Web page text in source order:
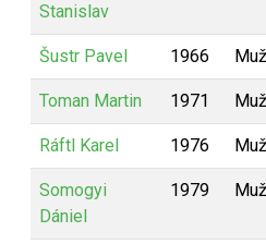
Stanislav
Šustr Pavel 1966
Toman Martin 1971
Ráftl Karel 1976
Somogyi
Dániel
1979